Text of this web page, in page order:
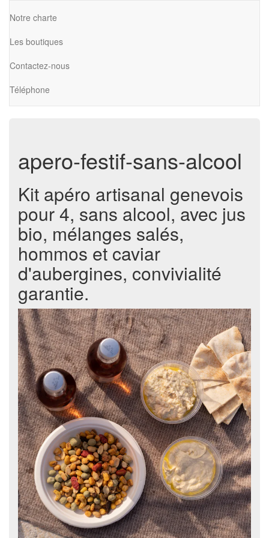
Notre charte
Les boutiques
Contactez-nous
Téléphone
apero-festif-sans-alcool
Kit apéro artisanal genevois
pour 4, sans alcool, avec jus
bio, mélanges salés,
hommos et caviar
d'aubergines, convivialité
garantie.